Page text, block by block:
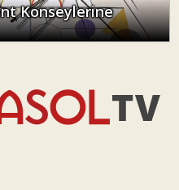
Konseylerine